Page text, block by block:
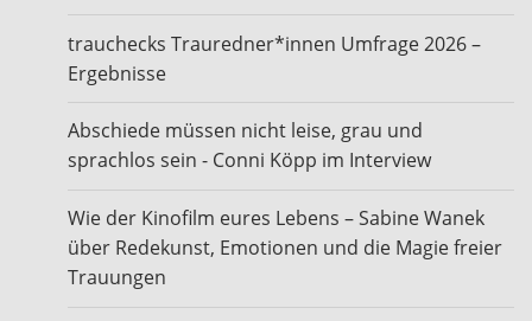
trauchecks Trauredner*innen Umfrage 2026 –
Ergebnisse
Abschiede müssen nicht leise, grau und
sprachlos sein - Conni Köpp im Interview
Wie der Kinofilm eures Lebens – Sabine Wanek
über Redekunst, Emotionen und die Magie freier
Trauungen